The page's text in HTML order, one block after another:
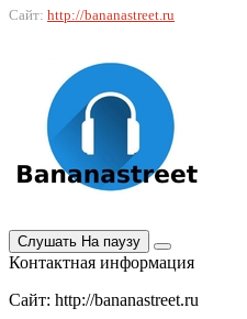
Сайт: http://bananastreet.ru
Слушать На паузу
Контактная информация
Сайт: http://bananastreet.ru